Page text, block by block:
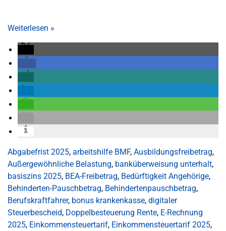
Weiterlesen »
Abgabefrist 2025, arbeitshilfe BMF, Ausbildungsfreibetrag,
Außergewöhnliche Belastung, banküberweisung unterhalt,
basiszins 2025, BEA-Freibetrag, Bedürftigkeit Angehörige,
Behinderten-Pauschbetrag, Behindertenpauschbetrag,
Berufskraftfahrer, bonus krankenkasse, digitaler
Steuerbescheid, Doppelbesteuerung Rente, E-Rechnung
2025, Einkommensteuertarif, Einkommensteuertarif 2025,